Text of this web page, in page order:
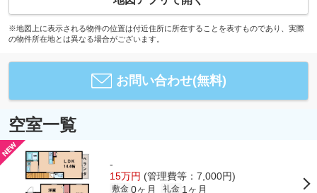
※地図上に表示される物件の位置は付近住所に所在することを表すものであり、実際
の物件所在地とは異なる場合がございます。
お問い合わせ(無料)
空室一覧
-
15万円 (管理費等：7,000円)
敷金 0ヶ月 礼金 1ヶ月